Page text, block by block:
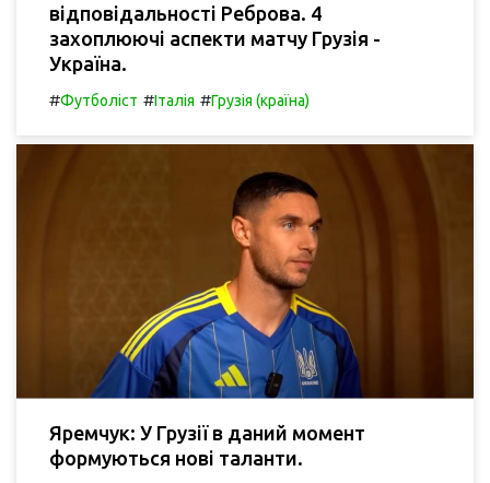
відповідальності Реброва. 4
захоплюючі аспекти матчу Грузія -
Україна.
#Футболіст #Італія #Грузія (країна)
Яремчук: У Грузії в даний момент
формуються нові таланти.